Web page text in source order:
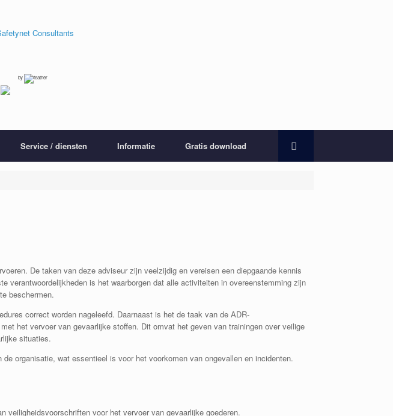
by
Service / diensten Informatie Gratis download
De taken van deze adviseur zijn veelzijdig en vereisen een diepgaande kennis
verantwoordelijkheden is het waarborgen dat alle activiteiten in overeenstemming zijn
beschermen.
correct worden nageleefd. Daarnaast is het de taak van de ADR-
het vervoer van gevaarlijke stoffen. Dit omvat het geven van trainingen over veilige
situaties.
organisatie, wat essentieel is voor het voorkomen van ongevallen en incidenten.
veiligheidsvoorschriften voor het vervoer van gevaarlijke goederen.